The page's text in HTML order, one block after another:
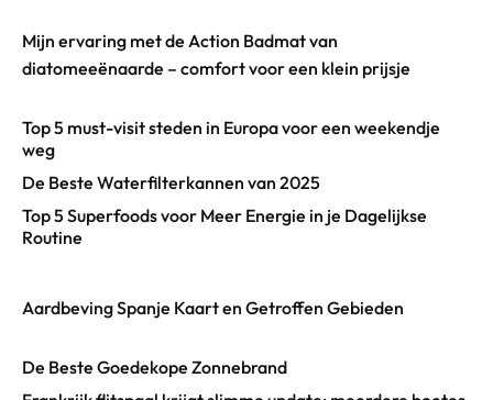
Mijn ervaring met de Action Badmat van
diatomeeënaarde – comfort voor een klein prijsje
Top 5 must-visit steden in Europa voor een weekendje
weg
De Beste Waterfilterkannen van 2025
Top 5 Superfoods voor Meer Energie in je Dagelijkse
Routine
Aardbeving Spanje Kaart en Getroffen Gebieden
De Beste Goedekope Zonnebrand